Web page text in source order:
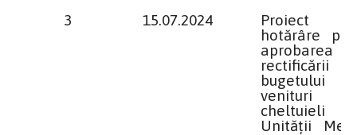
3 15.07.2024
Proiect
hotărâre
aprobarea
rectificării
bugetului
venituri
cheltuieli
Unităţii